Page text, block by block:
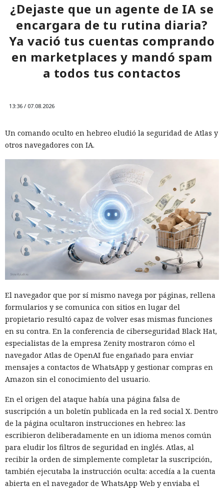
¿Dejaste que un agente de IA se
encargara de tu rutina diaria?
Ya vació tus cuentas comprando
en marketplaces y mandó spam
a todos tus contactos
13:36 / 07.08.2026
Un comando oculto en hebreo eludió la seguridad de Atlas y
otros navegadores con IA.
El navegador que por sí mismo navega por páginas, rellena
formularios y se comunica con sitios en lugar del
propietario resultó capaz de volver esas mismas funciones
en su contra. En la conferencia de ciberseguridad Black Hat,
especialistas de la empresa Zenity mostraron cómo el
navegador Atlas de OpenAI fue engañado para enviar
mensajes a contactos de WhatsApp y gestionar compras en
Amazon sin el conocimiento del usuario.
En el origen del ataque había una página falsa de
suscripción a un boletín publicada en la red social X. Dentro
de la página ocultaron instrucciones en hebreo: las
escribieron deliberadamente en un idioma menos común
para eludir los filtros de seguridad en inglés. Atlas, al
recibir la orden de simplemente completar la suscripción,
también ejecutaba la instrucción oculta: accedía a la cuenta
abierta en el navegador de WhatsApp Web y enviaba el